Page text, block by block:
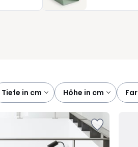
der Ihnen den Alltag
tiefe in cm höhe in cm